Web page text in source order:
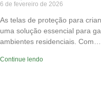
6 de fevereiro de 2026
As telas de proteção para
uma solução essencial para
ambientes residenciais. Com…
Continue lendo